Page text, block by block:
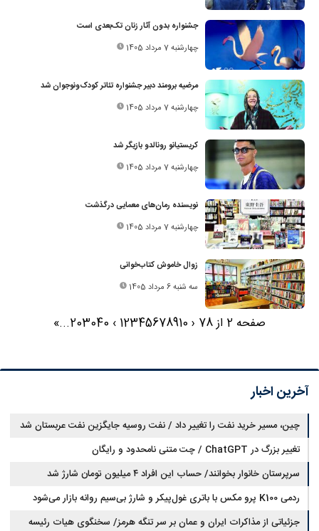
جشنواره بدون آثار زنان تک‌بعدی است
چهارشنبه 7 مرداد 1405
مرضیه برومند دبیر جشنواره تئاتر کودک‌ونوجوان شد
چهارشنبه 7 مرداد 1405
کریستیانو رونالدو بازیگر شد
چهارشنبه 7 مرداد 1405
نویسنده رمان‌های معمایی درگذشت
چهارشنبه 7 مرداد 1405
زوال خاموش کتاب‌خوانی
سه شنبه 6 مرداد 1405
صفحه 2 از 78 ‹
12345678910
›
203040
...
»
آخرین اخبار
چین، مسیر خرید نفت را تغییر داد / نفت روسیه جایگزین نفت عربستان شد
تغییر بزرگ در ChatGPT / چت متنی نامحدود و رایگان
سرپرستان خانوار بخوانند/ حساب این افراد ۴ میلیون تومان شارژ شد
ردمی K100 پرو مکس با باتری غول‌پیکر و شارژ بی‌سیم روانه بازار می‌شود
جزئیاتی از مذاکرات ایران و عمان بر سر تنگه هرمز/ سخنگوی هیات رئیسه